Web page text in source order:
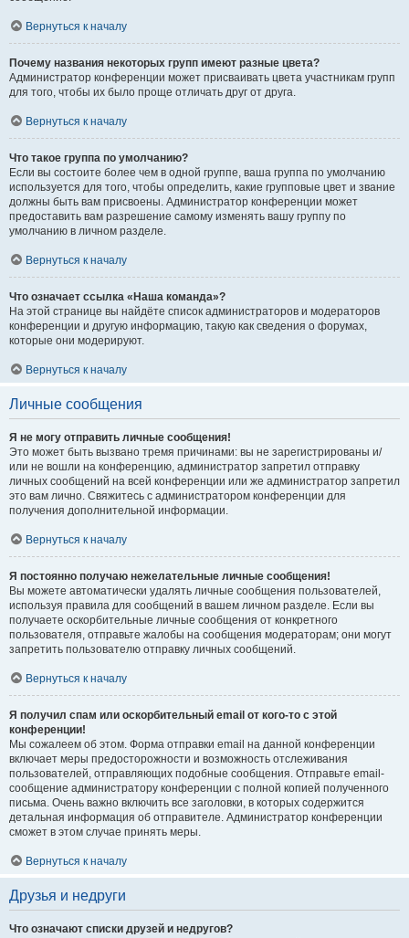
Вернуться к началу
Почему названия некоторых групп имеют разные цвета?
Администратор конференции может присваивать цвета участникам групп
для того, чтобы их было проще отличать друг от друга.
Вернуться к началу
Что такое группа по умолчанию?
Если вы состоите более чем в одной группе, ваша группа по умолчанию
используется для того, чтобы определить, какие групповые цвет и звание
должны быть вам присвоены. Администратор конференции может
предоставить вам разрешение самому изменять вашу группу по
умолчанию в личном разделе.
Вернуться к началу
Что означает ссылка «Наша команда»?
На этой странице вы найдёте список администраторов и модераторов
конференции и другую информацию, такую как сведения о форумах,
которые они модерируют.
Вернуться к началу
Личные сообщения
Я не могу отправить личные сообщения!
Это может быть вызвано тремя причинами: вы не зарегистрированы и/
или не вошли на конференцию, администратор запретил отправку
личных сообщений на всей конференции или же администратор запретил
это вам лично. Свяжитесь с администратором конференции для
получения дополнительной информации.
Вернуться к началу
Я постоянно получаю нежелательные личные сообщения!
Вы можете автоматически удалять личные сообщения пользователей,
используя правила для сообщений в вашем личном разделе. Если вы
получаете оскорбительные личные сообщения от конкретного
пользователя, отправьте жалобы на сообщения модераторам; они могут
запретить пользователю отправку личных сообщений.
Вернуться к началу
Я получил спам или оскорбительный email от кого-то с этой
конференции!
Мы сожалеем об этом. Форма отправки email на данной конференции
включает меры предосторожности и возможность отслеживания
пользователей, отправляющих подобные сообщения. Отправьте email-
сообщение администратору конференции с полной копией полученного
письма. Очень важно включить все заголовки, в которых содержится
детальная информация об отправителе. Администратор конференции
сможет в этом случае принять меры.
Вернуться к началу
Друзья и недруги
Что означают списки друзей и недругов?